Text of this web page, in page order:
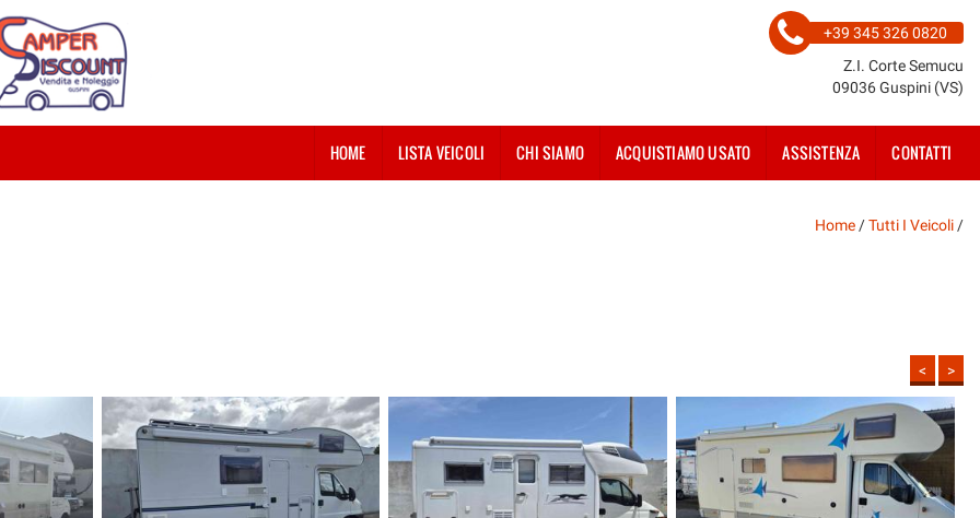
+39 345 326 0820
Z.I. Corte Semucu
09036 Guspini (VS)
HOME LISTA VEICOLI CHI SIAMO ACQUISTIAMO USATO ASSISTENZA CONTATTI
Home /Tutti I Veicoli /
< >